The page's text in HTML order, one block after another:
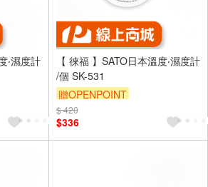
‧濕度計
【 徠福 】SATO日本溫度‧濕度計
/個 SK-531
贈OPENPOINT
$ 420
$336